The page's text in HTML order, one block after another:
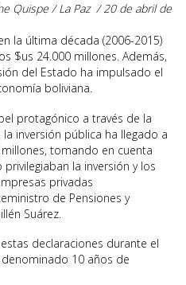
Quispe /La Paz /20 de abril de
la última década (2006-2015)
$us 24.000 millones. Además,
del Estado ha impulsado el
boliviana.
protagónico a través de la
inversión pública ha llegado a
tomando en cuenta
la inversión y los
privadas
de Pensiones y
Suárez.
declaraciones durante el
10 años de